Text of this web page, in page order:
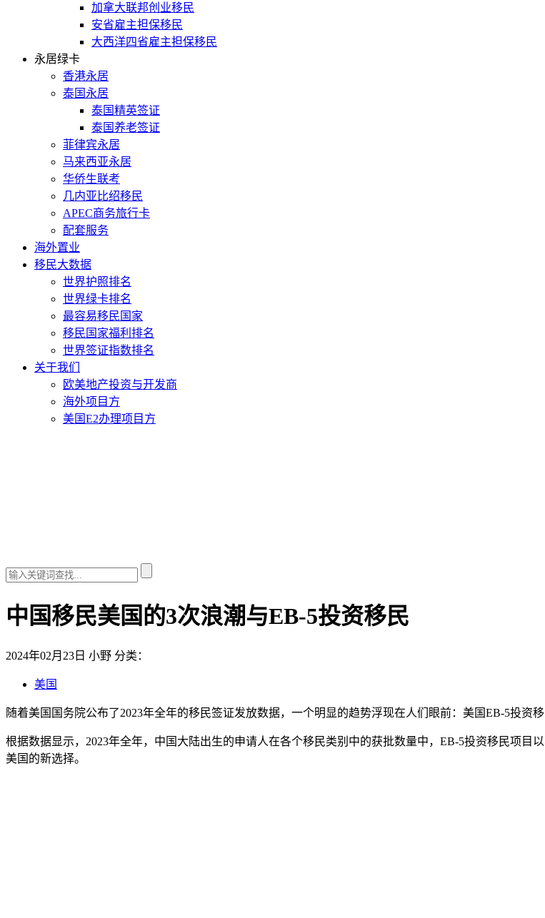
加拿大联邦创业移民
安省雇主担保移民
大西洋四省雇主担保移民
永居绿卡
香港永居
泰国永居
泰国精英签证
泰国养老签证
菲律宾永居
马来西亚永居
华侨生联考
几内亚比绍移民
APEC商务旅行卡
配套服务
海外置业
移民大数据
世界护照排名
世界绿卡排名
最容易移民国家
移民国家福利排名
世界签证指数排名
关于我们
欧美地产投资与开发商
海外项目方
美国E2办理项目方
中国移民美国的3次浪潮与EB-5投资移民
2024年02月23日 小野 分类：
美国
随着美国国务院公布了2023年全年的移民签证发放数据，一个明显的趋势浮现在人们眼前：美国EB-5投资
根据数据显示，2023年全年，中国大陆出生的申请人在各个移民类别中的获批数量中，EB-5投资移民项目
美国的新选择。